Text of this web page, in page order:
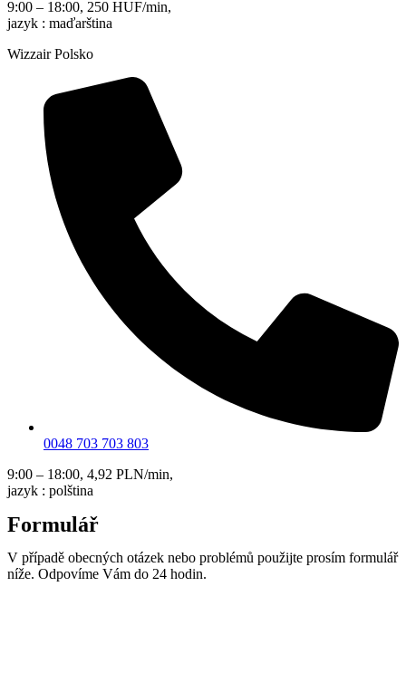
9:00 – 18:00, 250 HUF/min,
jazyk : maďarština
Wizzair Polsko
0048 703 703 803
9:00 – 18:00, 4,92 PLN/min,
jazyk : polština
Formulář
V případě obecných otázek nebo problémů použijte prosím formulář
níže. Odpovíme Vám do 24 hodin.